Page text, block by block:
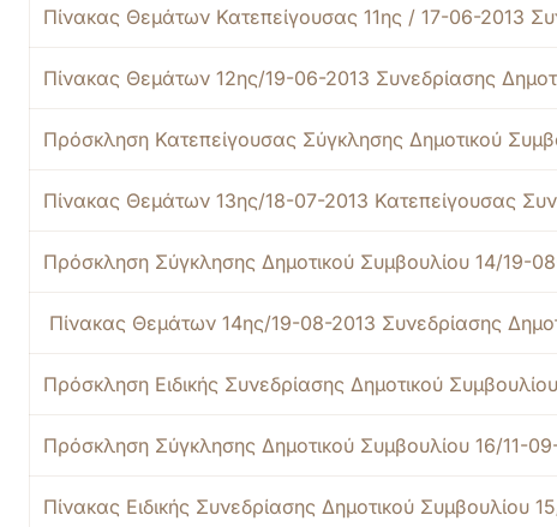
Πίνακας Θεμάτων Κατεπείγουσας 11ης / 17-06-2013
Πίνακας Θεμάτων 12ης/19-06-2013 Συνεδρίασης
Πρόσκληση Κατεπείγουσας Σύγκλησης Δημοτικού
Πίνακας Θεμάτων 13ης/18-07-2013 Κατεπείγουσας
Πρόσκληση Σύγκλησης Δημοτικού Συμβουλίου 14/19-
Πίνακας Θεμάτων 14ης/19-08-2013 Συνεδρίασης
Πρόσκληση Ειδικής Συνεδρίασης Δημοτικού
Πρόσκληση Σύγκλησης Δημοτικού Συμβουλίου 16/11-
Πίνακας Ειδικής Συνεδρίασης Δημοτικού Συμβουλίου